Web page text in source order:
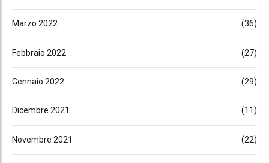
Marzo 2022 (36)
Febbraio 2022 (27)
Gennaio 2022 (29)
Dicembre 2021 (11)
Novembre 2021 (22)